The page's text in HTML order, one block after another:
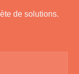
de solutions.